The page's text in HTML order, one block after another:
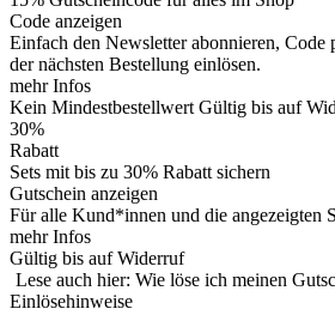
Code anzeigen
Einfach den Newsletter abonnieren, Code
der nächsten Bestellung einlösen.
mehr Infos
Kein Mindestbestellwert Gültig bis auf
30%
Rabatt
Sets mit bis zu 30% Rabatt sichern
Gutschein anzeigen
Für alle Kund*innen und die angezeigten
mehr Infos
Gültig bis auf Widerruf
Lese auch hier: Wie löse ich meinen
Einlösehinweise